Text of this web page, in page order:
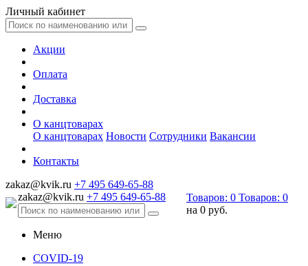
Личный кабинет
Акции
Оплата
Доставка
О канцтоварах
О канцтоварах Новости Сотрудники Вакансии
Контакты
zakaz@kvik.ru +7 495 649-65-88
zakaz@kvik.ru +7 495 649-65-88 Товаров: 0 Товаров: 0
на 0 руб.
Меню
COVID-19